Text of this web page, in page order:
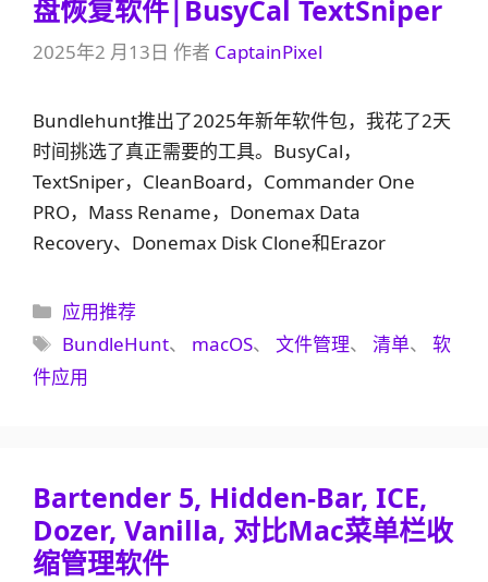
盘恢复软件|BusyCal TextSniper
2025年2 月13日 作者 CaptainPixel
Bundlehunt推出了2025年新年软件包，我花了2天
时间挑选了真正需要的工具。BusyCal，
TextSniper，CleanBoard，Commander One
PRO，Mass Rename，Donemax Data
Recovery、Donemax Disk Clone和Erazor
分
类
应用推荐
标
签
BundleHunt、 macOS、文件管理、清单、软
件应用
Bartender 5, Hidden-Bar, ICE,
Dozer, Vanilla, 对比Mac菜单栏收
缩管理软件